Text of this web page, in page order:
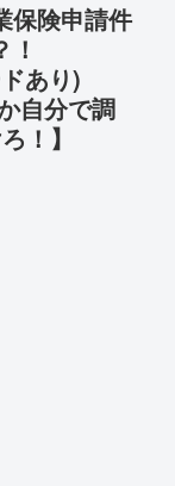
保険申請件
！
あり)
自分で調
！】